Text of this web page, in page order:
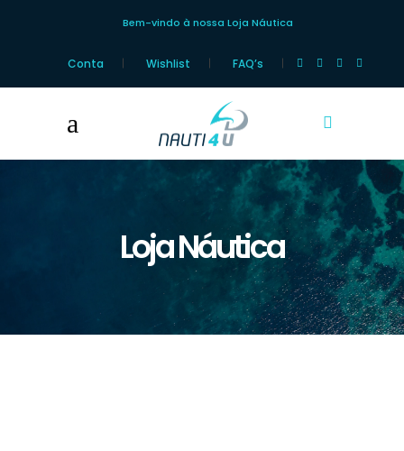
Bem-vindo à nossa Loja Náutica
Conta Wishlist FAQ’s
Loja Náutica